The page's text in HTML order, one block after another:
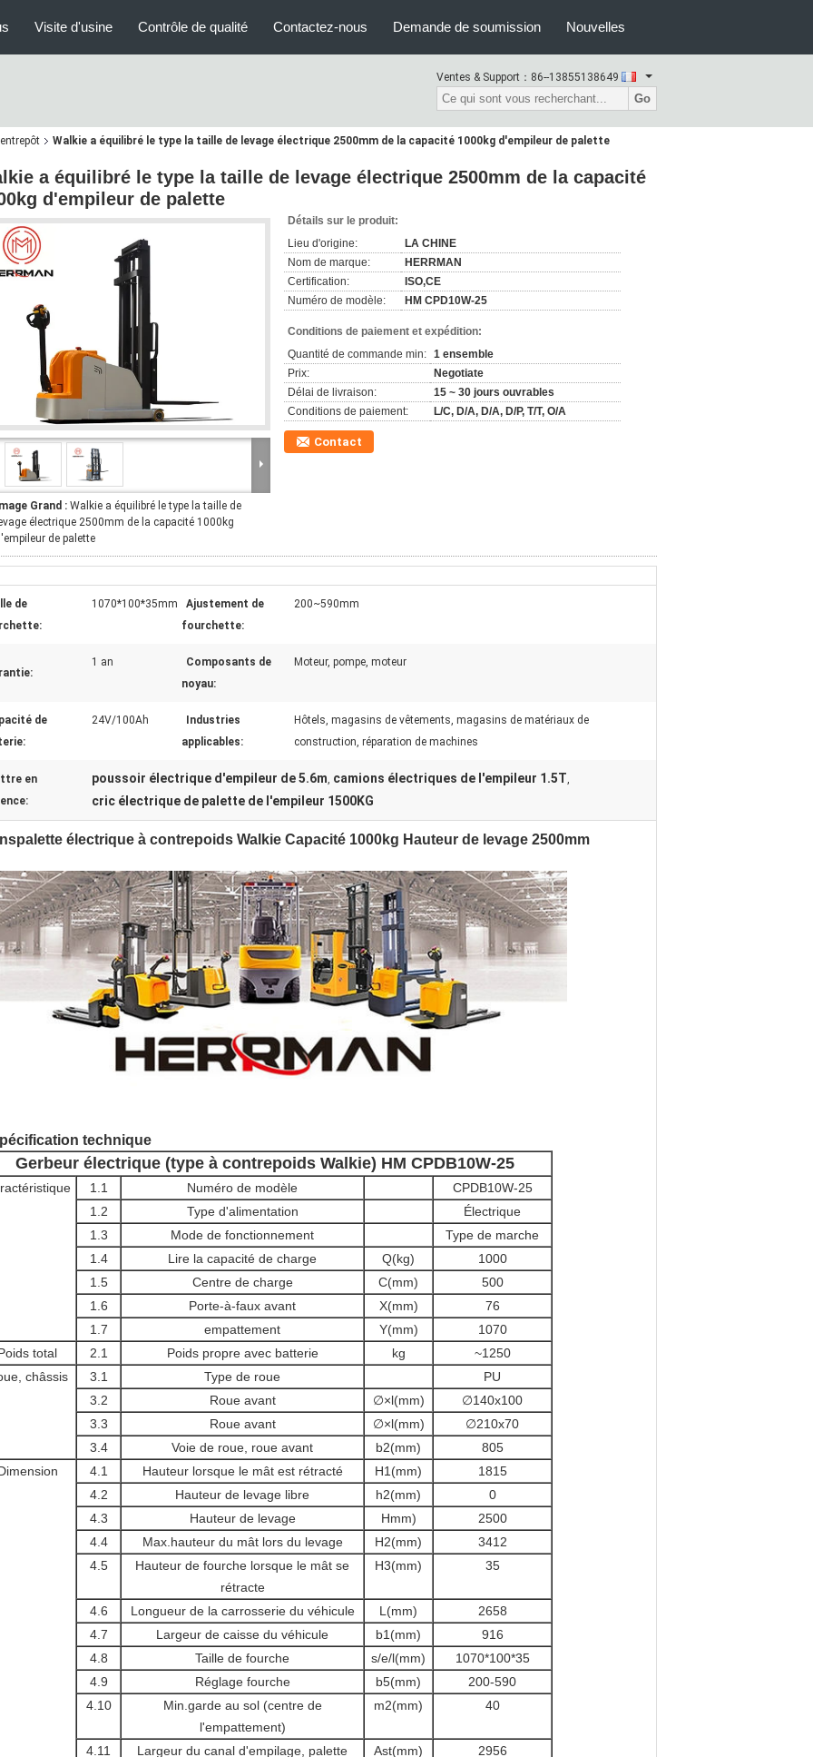
Visite d'usine Contrôle de qualité Contactez-nous Demande de soumission Nouvelles
Ventes & Support： 86--13855138649
Go
Walkie a équilibré le type la taille de levage électrique 2500mm de la capacité 1000kg d'empileur de palette
a équilibré le type la taille de levage électrique 2500mm de la capacité
d'empileur de palette
Grand : Walkie a équilibré le type la taille de
électrique 2500mm de la capacité 1000kg
de palette
Détails sur le produit:
Lieu d'origine:
LA CHINE
Nom de marque:
HERRMAN
Certification:
ISO,CE
Numéro de modèle:
HM CPD10W-25
Conditions de paiement et expédition:
Quantité de commande min: 1 ensemble
Prix:
Negotiate
Délai de livraison:
15 ~ 30 jours ouvrables
Conditions de paiement:
L/C, D/A, D/A, D/P, T/T, O/A
Contact
de
1070*100*35mm
Ajustement de
fourchette:
200~590mm
1 an
Composants de
noyau:
Moteur, pompe, moteur
de
24V/100Ah
Industries
applicables:
Hôtels, magasins de vêtements, magasins de matériaux de
construction, réparation de machines
en
poussoir électrique d'empileur de 5.6m, camions électriques de l'empileur 1.5T,
cric électrique de palette de l'empileur 1500KG
électrique à contrepoids Walkie Capacité 1000kg Hauteur de levage 2500mm
technique
Gerbeur électrique (type à contrepoids Walkie) HM CPDB10W-25
1.1 Numéro de modèle
CPDB10W-25
1.2
Type d'alimentation
Électrique
1.3
Mode de fonctionnement
Type de marche
1.4
Lire la capacité de charge Q(kg)
1000
1.5
Centre de charge C(mm)
500
1.6
Porte-à-faux avant X(mm)
76
1.7
empattement Y(mm)
1070
total
2.1 Poids propre avec batterie kg
~1250
châssis
3.1 Type de roue
PU
3.2
Roue avant ∅×l(mm)
∅140x100
3.3
Roue avant ∅×l(mm)
∅210x70
3.4
Voie de roue, roue avant b2(mm)
805
4.1 Hauteur lorsque le mât est rétracté H1(mm)
1815
4.2
Hauteur de levage libre h2(mm)
0
4.3
Hauteur de levage Hmm)
2500
4.4
Max.hauteur du mât lors du levage H2(mm)
3412
4.5
Hauteur de fourche lorsque le mât se
rétracte
H3(mm) 35
4.6 Longueur de la carrosserie du véhicule L(mm)
2658
4.7
Largeur de caisse du véhicule b1(mm)
916
4.8
Taille de fourche s/e/l(mm)
1070*100*35
4.9
Réglage fourche b5(mm)
200-590
4.10
Min.garde au sol (centre de
l'empattement)
m2(mm) 40
4.11
Largeur du canal d'empilage, palette
Ast(mm) 2956